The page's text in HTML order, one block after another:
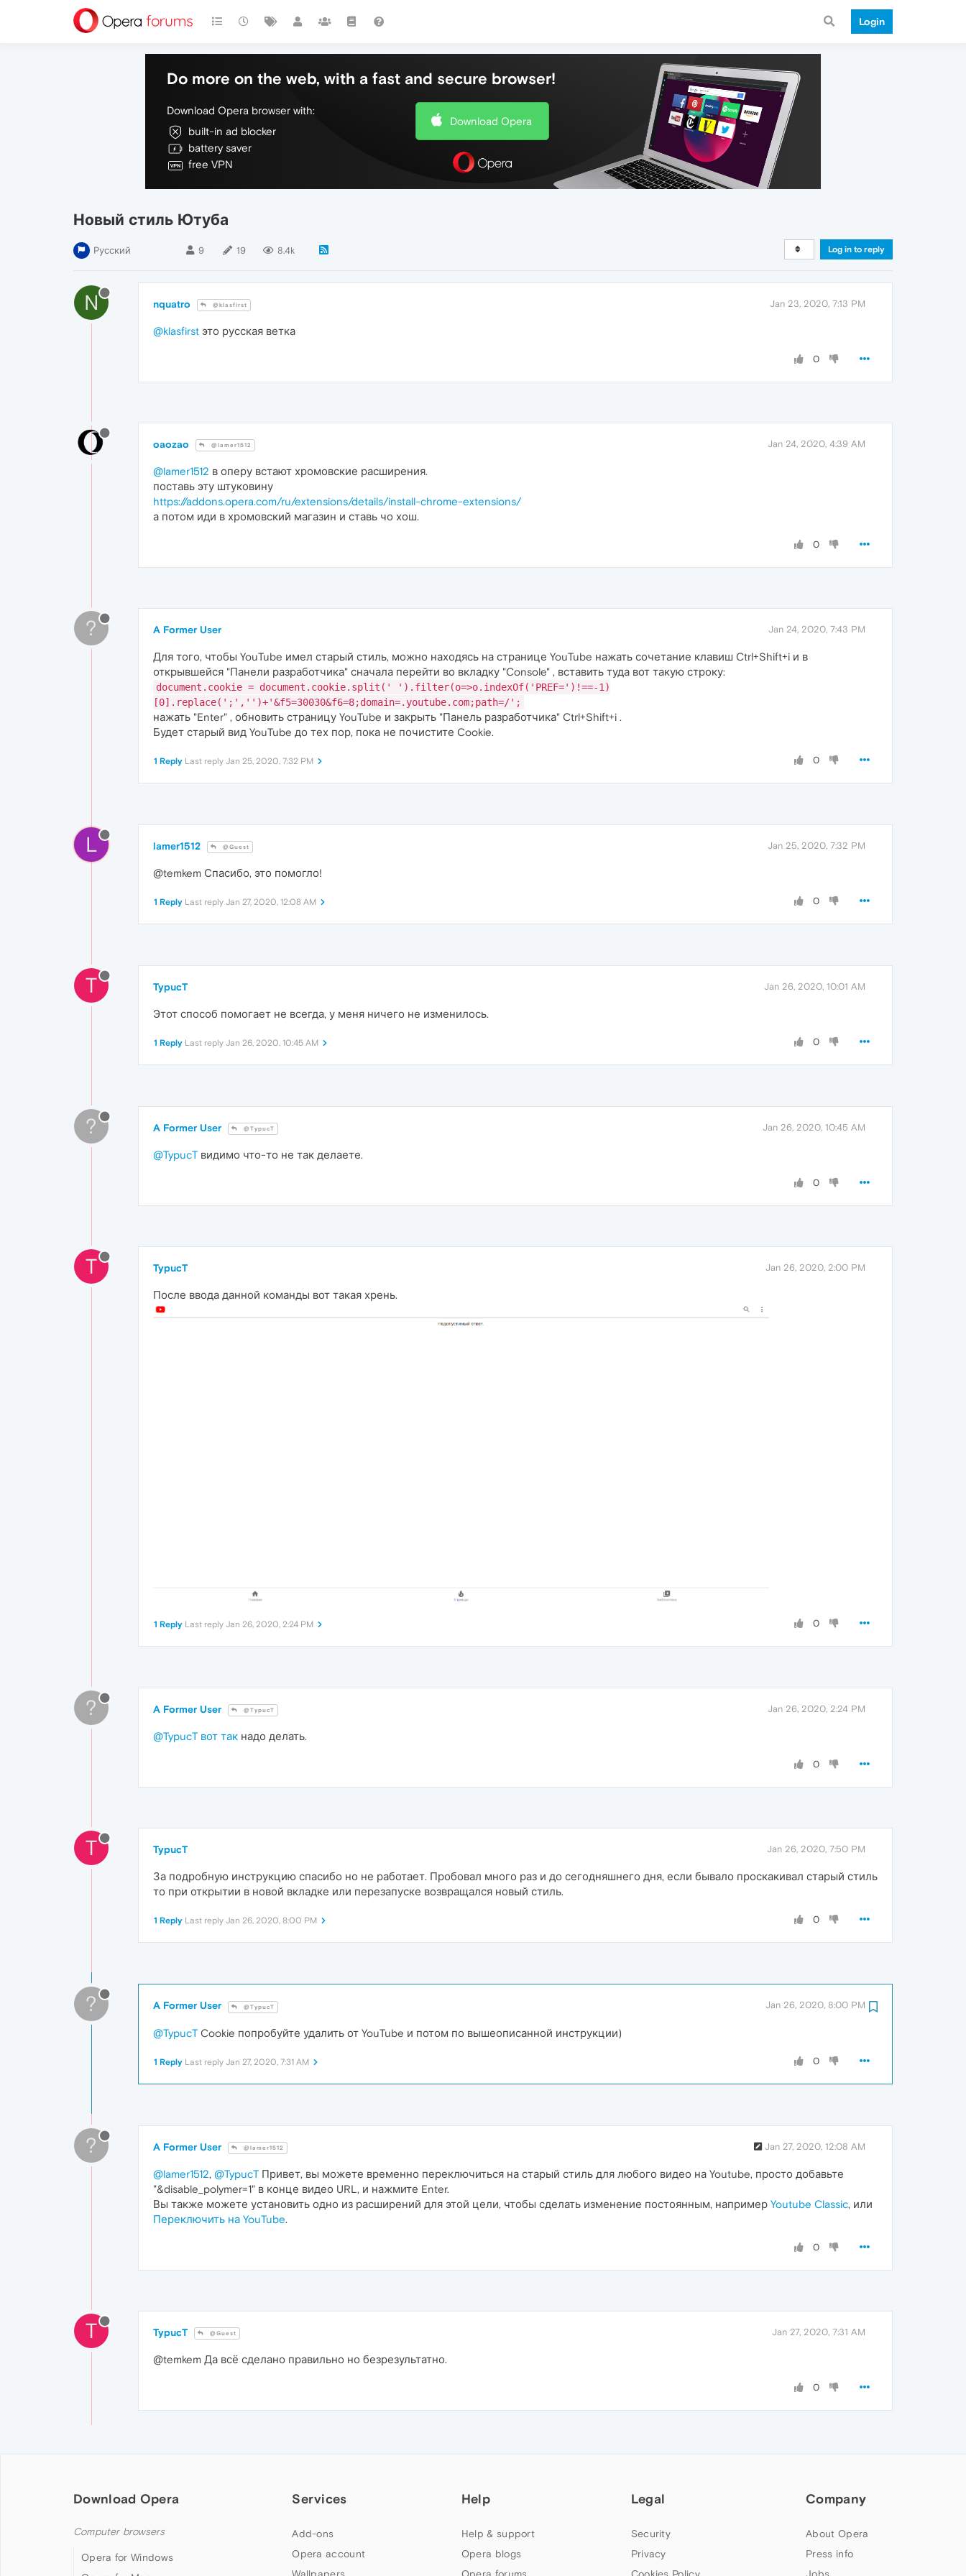
Login
Do more on the web, with a fast and secure browser!
Download Opera browser with:
built-in ad blocker
battery saver
free VPN
Download Opera
Новый стиль Ютуба
Русский 9 19 8.4k Log in to reply
N nquatro @klasfirst Jan 23, 2020, 7:13 PM
@klasfirst это русская ветка
0
oaozao @lamer1512 Jan 24, 2020, 4:39 AM
@lamer1512 в оперу встают хромовские расширения.
поставь эту штуковину
https://addons.opera.com/ru/extensions/details/install-chrome-extensions/
а потом иди в хромовский магазин и ставь чо хош.
0
? A Former User Jan 24, 2020, 7:43 PM
Для того, чтобы YouTube имел старый стиль, можно находясь на странице YouTube нажать сочетание клавиш Ctrl+Shift+i и в
открывшейся "Панели разработчика" сначала перейти во вкладку "Console" , вставить туда вот такую строку:
document.cookie = document.cookie.split(' ').filter(o=>o.indexOf('PREF=')!==-1)
[0].replace(';','')+'&f5=30030&f6=8;domain=.youtube.com;path=/';
нажать "Enter" , обновить страницу YouTube и закрыть "Панель разработчика" Ctrl+Shift+i .
Будет старый вид YouTube до тех пор, пока не почистите Cookie.
0
1 Reply Last reply Jan 25, 2020, 7:32 PM
L lamer1512 @Guest Jan 25, 2020, 7:32 PM
@temkem Спасибо, это помогло!
0
1 Reply Last reply Jan 27, 2020, 12:08 AM
T TypucT Jan 26, 2020, 10:01 AM
Этот способ помогает не всегда, у меня ничего не изменилось.
0
1 Reply Last reply Jan 26, 2020, 10:45 AM
? A Former User @TypucT Jan 26, 2020, 10:45 AM
@TypucT видимо что-то не так делаете.
0
T TypucT Jan 26, 2020, 2:00 PM
После ввода данной команды вот такая хрень.
0
1 Reply Last reply Jan 26, 2020, 2:24 PM
? A Former User @TypucT Jan 26, 2020, 2:24 PM
@TypucT вот так надо делать.
0
T TypucT Jan 26, 2020, 7:50 PM
За подробную инструкцию спасибо но не работает. Пробовал много раз и до сегодняшнего дня, если бывало проскакивал старый стиль
то при открытии в новой вкладке или перезапуске возвращался новый стиль.
0
1 Reply Last reply Jan 26, 2020, 8:00 PM
? A Former User @TypucT Jan 26, 2020, 8:00 PM
@TypucT Cookie попробуйте удалить от YouTube и потом по вышеописанной инструкции)
0
1 Reply Last reply Jan 27, 2020, 7:31 AM
? A Former User @lamer1512 Jan 27, 2020, 12:08 AM
@lamer1512, @TypucT Привет, вы можете временно переключиться на старый стиль для любого видео на Youtube, просто добавьте
"&disable_polymer=1" в конце видео URL, и нажмите Enter.
Вы также можете установить одно из расширений для этой цели, чтобы сделать изменение постоянным, например Youtube Classic, или
Переключить на YouTube.
0
T TypucT @Guest Jan 27, 2020, 7:31 AM
@temkem Да всё сделано правильно но безрезультатно.
0
Download Opera
Computer browsers
Opera for Windows
Services
Add-ons
Opera account
Wallpapers
Help
Help & support
Opera blogs
Opera forums
Legal
Security
Privacy
Cookies Policy
Company
About Opera
Press info
Jobs